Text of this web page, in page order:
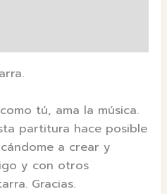
tú, ama la música.
partitura hace posible
a crear y
y con otros
Gracias.